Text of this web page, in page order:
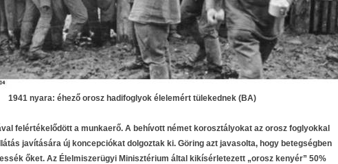
1941 nyara: éhező orosz hadifoglyok élelemért tülekednek (BA)
felértékelődött a munkaerő. A behívott német korosztályokat az orosz foglyokkal
javítására új koncepciókat dolgoztak ki. Göring azt javasolta, hogy betegségben
őket. Az Élelmiszerügyi Minisztérium által kikísérletezett „orosz kenyér” 50%